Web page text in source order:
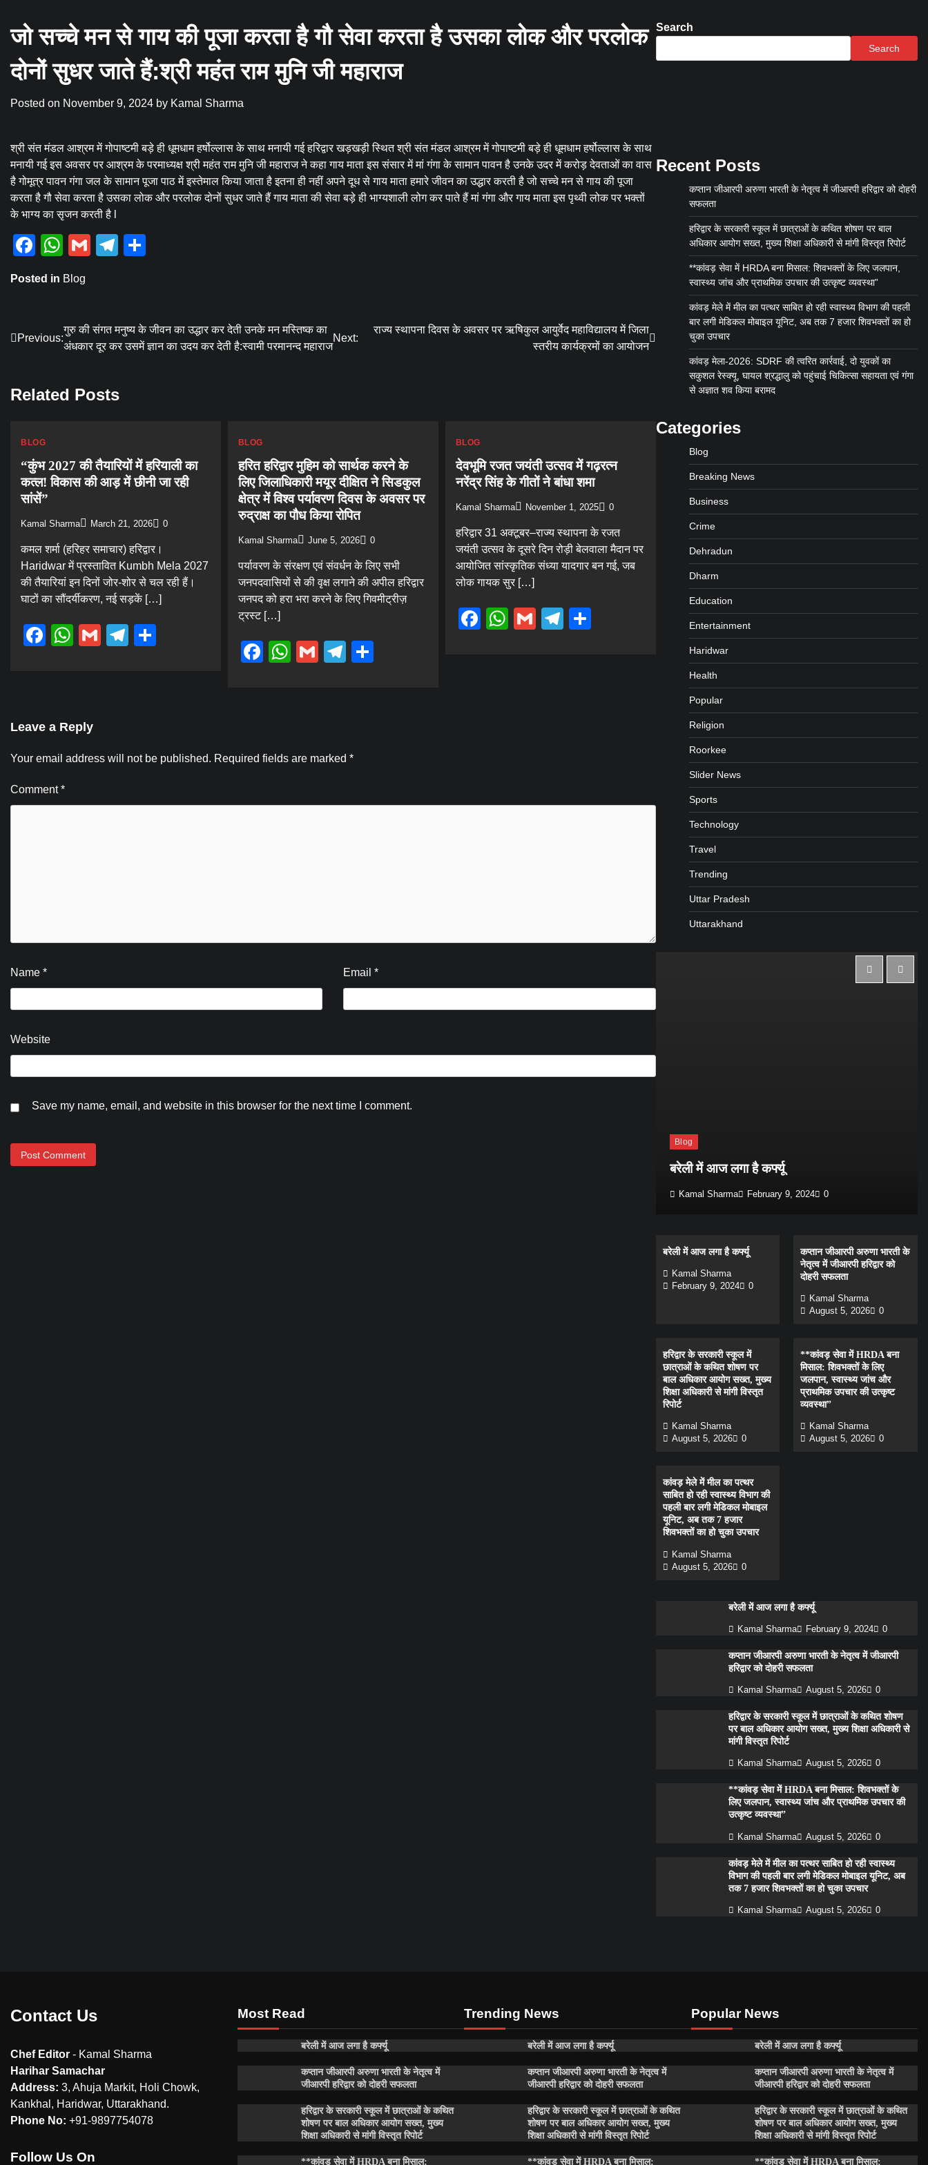
जो सच्चे मन से गाय की पूजा करता है गौ सेवा करता है उसका लोक और परलोक
दोनों सुधर जाते हैं:श्री महंत राम मुनि जी महाराज
Posted on November 9, 2024 by Kamal Sharma
श्री संत मंडल आश्रम में गोपाष्टमी बड़े ही धूमधाम हर्षोल्लास के साथ मनायी गई हरिद्वार खड़खड़ी स्थित श्री संत मंडल आश्रम में गोपाष्टमी बड़े ही धूमधाम हर्षोल्लास के साथ
मनायी गई इस अवसर पर आश्रम के परमाध्यक्ष श्री महंत राम मुनि जी महाराज ने कहा गाय माता इस संसार में मां गंगा के सामान पावन है उनके उदर में करोड़ देवताओं का वास
है गोमूत्र पावन गंगा जल के सामान पूजा पाठ में इस्तेमाल किया जाता है इतना ही नहीं अपने दूध से गाय माता हमारे जीवन का उद्धार करती है जो सच्चे मन से गाय की पूजा
करता है गौ सेवा करता है उसका लोक और परलोक दोनों सुधर जाते हैं गाय माता की सेवा बड़े ही भाग्यशाली लोग कर पाते हैं मां गंगा और गाय माता इस पृथ्वी लोक पर भक्तों
के भाग्य का सृजन करती है l
Facebook
WhatsApp
GmailTelegram
Posted in Blog
Post
Previous:
गुरु की संगत मनुष्य के जीवन का उद्धार कर देती उनके मन मस्तिष्क का
अंधकार दूर कर उसमें ज्ञान का उदय कर देती है:स्वामी परमानन्द महाराज
Next:
राज्य स्थापना दिवस के अवसर पर ऋषिकुल आयुर्वेद महाविद्यालय में जिला
स्तरीय कार्यक्रमों का आयोजन
Related Posts
BLOG
“कुंभ 2027 की तैयारियों में हरियाली का
कत्ल! विकास की आड़ में छीनी जा रही
सांसें”
Kamal Sharma March 21, 2026 0
कमल शर्मा (हरिहर समाचार) हरिद्वार।
Haridwar में प्रस्तावित Kumbh Mela 2027
की तैयारियां इन दिनों जोर-शोर से चल रही हैं।
घाटों का सौंदर्यीकरण, नई सड़कें […]
Facebook
WhatsApp
GmailTelegram
BLOG
हरित हरिद्वार मुहिम को सार्थक करने के
लिए जिलाधिकारी मयूर दीक्षित ने सिडकुल
क्षेत्र में विश्व पर्यावरण दिवस के अवसर पर
रुद्राक्ष का पौध किया रोपित
Kamal Sharma June 5, 2026 0
पर्यावरण के संरक्षण एवं संवर्धन के लिए सभी
जनपदवासियों से की वृक्ष लगाने की अपील हरिद्वार
जनपद को हरा भरा करने के लिए गिवमीट्रीज़
ट्रस्ट […]
Facebook
WhatsApp
GmailTelegram
BLOG
देवभूमि रजत जयंती उत्सव में गढ़रत्न
नरेंद्र सिंह के गीतों ने बांधा शमा
Kamal Sharma November 1, 2025 0
हरिद्वार 31 अक्टूबर–राज्य स्थापना के रजत
जयंती उत्सव के दूसरे दिन रोड़ी बेलवाला मैदान पर
आयोजित सांस्कृतिक संध्या यादगार बन गई, जब
लोक गायक सुर […]
Facebook
WhatsApp
GmailTelegram
Leave a Reply
Your email address will not be published. Required fields are marked *
Comment*
Name * Email*
Website
Save my name, email, and website in this browser for the next time I comment.
Search
Search
Recent Posts
कप्तान जीआरपी अरुणा भारती के नेतृत्व में जीआरपी हरिद्वार को दोहरी
सफलता
हरिद्वार के सरकारी स्कूल में छात्राओं के कथित शोषण पर बाल
अधिकार आयोग सख्त, मुख्य शिक्षा अधिकारी से मांगी विस्तृत रिपोर्ट
**कांवड़ सेवा में HRDA बना मिसाल: शिवभक्तों के लिए जलपान,
स्वास्थ्य जांच और प्राथमिक उपचार की उत्कृष्ट व्यवस्था”
कांवड़ मेले में मील का पत्थर साबित हो रही स्वास्थ्य विभाग की पहली
बार लगी मेडिकल मोबाइल यूनिट, अब तक 7 हजार शिवभक्तों का हो
चुका उपचार
कांवड़ मेला-2026: SDRF की त्वरित कार्रवाई, दो युवकों का
सकुशल रेस्क्यू, घायल श्रद्धालु को पहुंचाई चिकित्सा सहायता एवं गंगा
से अज्ञात शव किया बरामद
Categories
Blog
Breaking News
Business
Crime
Dehradun
Dharm
Education
Entertainment
Haridwar
Health
Popular
Religion
Roorkee
Slider News
Sports
Technology
Travel
Trending
Uttar Pradesh
Uttarakhand
Blog
Blog
बरेली में आज लगा है कर्फ्यू
Kamal Sharma February 9, 2024 0
बरेली में आज लगा है कर्फ्यू
Kamal Sharma
February 9, 2024
0
कप्तान जीआरपी अरुणा भारती के
नेतृत्व में जीआरपी हरिद्वार को
दोहरी सफलता
Kamal Sharma
August 5, 2026
0
हरिद्वार के सरकारी स्कूल में
छात्राओं के कथित शोषण पर
बाल अधिकार आयोग सख्त, मुख्य
शिक्षा अधिकारी से मांगी विस्तृत
रिपोर्ट
Kamal Sharma
August 5, 2026
0
**कांवड़ सेवा में HRDA बना
मिसाल: शिवभक्तों के लिए
जलपान, स्वास्थ्य जांच और
प्राथमिक उपचार की उत्कृष्ट
व्यवस्था”
Kamal Sharma
August 5, 2026
0
कांवड़ मेले में मील का पत्थर
साबित हो रही स्वास्थ्य विभाग की
पहली बार लगी मेडिकल मोबाइल
यूनिट, अब तक 7 हजार
शिवभक्तों का हो चुका उपचार
Kamal Sharma
August 5, 2026
0
बरेली में आज लगा है कर्फ्यू
Kamal Sharma February 9, 2024 0
कप्तान जीआरपी अरुणा भारती के नेतृत्व में जीआरपी
हरिद्वार को दोहरी सफलता
Kamal Sharma August 5, 2026 0
हरिद्वार के सरकारी स्कूल में छात्राओं के कथित शोषण
पर बाल अधिकार आयोग सख्त, मुख्य शिक्षा अधिकारी से
मांगी विस्तृत रिपोर्ट
Kamal Sharma August 5, 2026 0
**कांवड़ सेवा में HRDA बना मिसाल: शिवभक्तों के
लिए जलपान, स्वास्थ्य जांच और प्राथमिक उपचार की
उत्कृष्ट व्यवस्था”
Kamal Sharma August 5, 2026 0
कांवड़ मेले में मील का पत्थर साबित हो रही स्वास्थ्य
विभाग की पहली बार लगी मेडिकल मोबाइल यूनिट, अब
तक 7 हजार शिवभक्तों का हो चुका उपचार
Kamal Sharma August 5, 2026 0
Contact Us
Chef Editor - Kamal Sharma
Harihar Samachar
Address: 3, Ahuja Markit, Holi Chowk,
Kankhal, Haridwar, Uttarakhand.
Phone No: +91-9897754078
Follow Us On
Most Read
बरेली में आज लगा है कर्फ्यू
कप्तान जीआरपी अरुणा भारती के नेतृत्व में
जीआरपी हरिद्वार को दोहरी सफलता
हरिद्वार के सरकारी स्कूल में छात्राओं के कथित
शोषण पर बाल अधिकार आयोग सख्त, मुख्य
शिक्षा अधिकारी से मांगी विस्तृत रिपोर्ट
**कांवड़ सेवा में HRDA बना मिसाल:
Trending News
बरेली में आज लगा है कर्फ्यू
कप्तान जीआरपी अरुणा भारती के नेतृत्व में
जीआरपी हरिद्वार को दोहरी सफलता
हरिद्वार के सरकारी स्कूल में छात्राओं के कथित
शोषण पर बाल अधिकार आयोग सख्त, मुख्य
शिक्षा अधिकारी से मांगी विस्तृत रिपोर्ट
**कांवड़ सेवा में HRDA बना मिसाल:
Popular News
बरेली में आज लगा है कर्फ्यू
कप्तान जीआरपी अरुणा भारती के नेतृत्व में
जीआरपी हरिद्वार को दोहरी सफलता
हरिद्वार के सरकारी स्कूल में छात्राओं के कथित
शोषण पर बाल अधिकार आयोग सख्त, मुख्य
शिक्षा अधिकारी से मांगी विस्तृत रिपोर्ट
**कांवड़ सेवा में HRDA बना मिसाल: